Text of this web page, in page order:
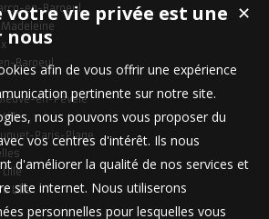
en-Baroeul
Baroeul
en-Pévèle
Paris-Plage
Lille
✕
votre vie privée est une
afin de vous offrir une expérience
pertinente sur notre site.
nous pouvons vous proposer du
vos centres d'intérêt. Ils nous
d'améliorer la qualité de nos services et
site internet. Nous utiliserons
personnelles pour lesquelles vous